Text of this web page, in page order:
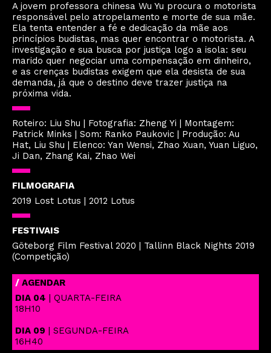
A jovem professora chinesa Wu Yu procura o motorista
responsável pelo atropelamento e morte de sua mãe.
Ela tenta entender a fé e dedicação da mãe aos
princípios budistas, mas quer encontrar o motorista. A
investigação e sua busca por justiça logo a isola: seu
marido quer negociar uma compensação em dinheiro,
e as crenças budistas exigem que ela desista de sua
demanda, já que o destino deve trazer justiça na
próxima vida.
Roteiro: Liu Shu | Fotografia: Zheng Yi | Montagem:
Patrick Minks | Som: Ranko Paukovic | Produção: Au
Hat, Liu Shu | Elenco: Yan Wensi, Zhao Xuan, Yuan Liguo,
Ji Dan, Zhang Kai, Zhao Wei
FILMOGRAFIA
2019 Lost Lotus | 2012 Lotus
FESTIVAIS
Göteborg Film Festival 2020 | Tallinn Black Nights 2019
(Competição)
/ AGENDAR
DIA 04 | QUARTA-FEIRA
18H10
DIA 09 | SEGUNDA-FEIRA
16H40